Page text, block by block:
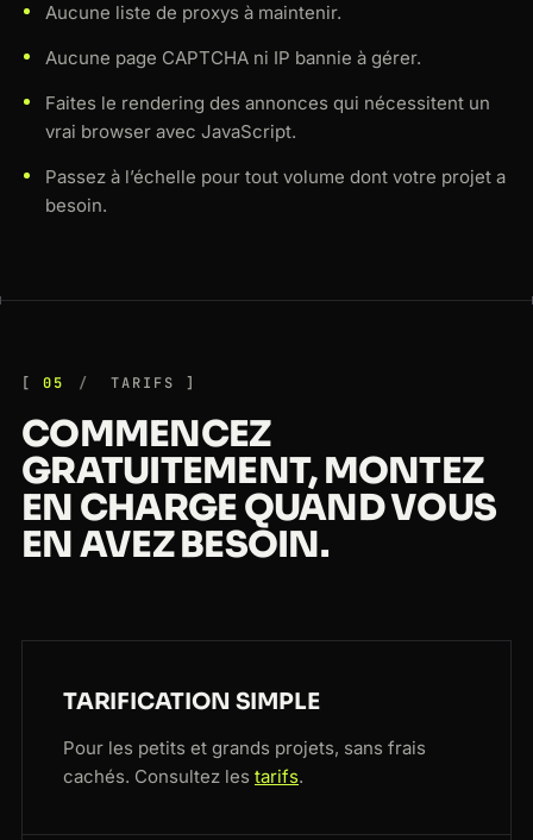
Aucune liste de proxys à maintenir.
Aucune page CAPTCHA ni IP bannie à gérer.
Faites le rendering des annonces qui nécessitent un
vrai browser avec JavaScript.
Passez à l’échelle pour tout volume dont votre projet a
besoin.
05 TARIFS
COMMENCEZ
GRATUITEMENT, MONTEZ
EN CHARGE QUAND VOUS
EN AVEZ BESOIN.
TARIFICATION SIMPLE
Pour les petits et grands projets, sans frais
cachés. Consultez les tarifs.